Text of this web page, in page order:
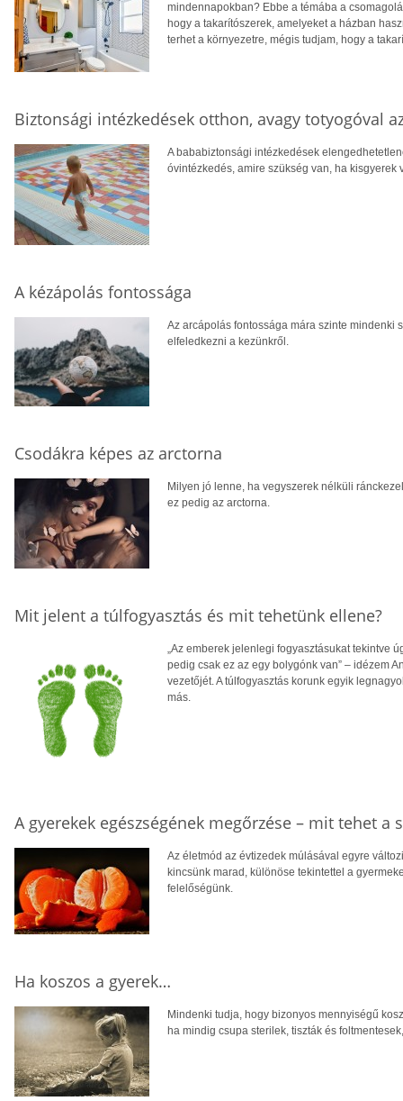
mindennapokban? Ebbe a témába a
hogy a takarítószerek, amelyeket a házban
terhet a környezetre, mégis tudjam, hogy a
Biztonsági intézkedések otthon, avagy totyogóval
A bababiztonsági intézkedések
óvintézkedés, amire szükség van, ha kisgyerek
A kézápolás fontossága
Az arcápolás fontossága mára szinte mindenki
elfeledkezni a kezünkről.
Csodákra képes az arctorna
Milyen jó lenne, ha vegyszerek nélküli
ez pedig az arctorna.
Mit jelent a túlfogyasztás és mit tehetünk ellene?
„Az emberek jelenlegi fogyasztásukat tekintve
pedig csak ez az egy bolygónk van” – idézem
vezetőjét. A túlfogyasztás korunk egyik
más.
A gyerekek egészségének megőrzése – mit tehet a
Az életmód az évtizedek múlásával egyre
kincsünk marad, különöse tekintettel a
felelőségünk.
Ha koszos a gyerek…
Mindenki tudja, hogy bizonyos mennyiségű
ha mindig csupa sterilek, tiszták és